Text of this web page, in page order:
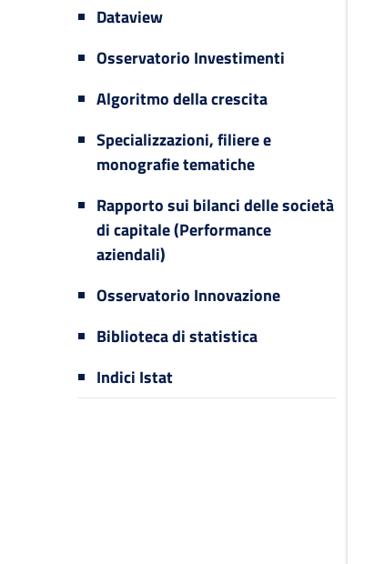
Dataview
Osservatorio Investimenti
Algoritmo della crescita
Specializzazioni, filiere e
monografie tematiche
Rapporto sui bilanci delle società
di capitale (Performance
aziendali)
Osservatorio Innovazione
Biblioteca di statistica
Indici Istat